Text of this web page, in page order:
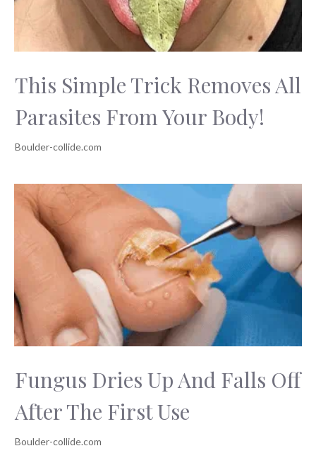
This Simple Trick Removes All
Parasites From Your Body!
Fungus Dries Up And Falls Off
After The First Use